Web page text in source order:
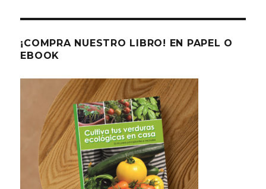
¡COMPRA NUESTRO LIBRO! EN PAPEL O
EBOOK